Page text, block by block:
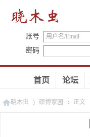
账号
密码
首页 论坛
晓木虫 硕博家园 正文